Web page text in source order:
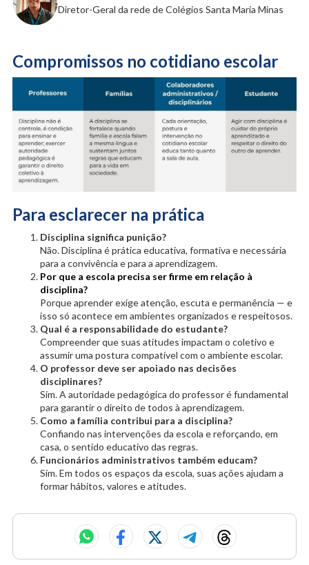
Diretor-Geral da rede de Colégios Santa Maria Minas
Compromissos no cotidiano escolar
Para esclarecer na prática
Disciplina significa punição?
Não. Disciplina é prática educativa, formativa e necessária
para a convivência e para a aprendizagem.
Por que a escola precisa ser firme em relação à
disciplina?
Porque aprender exige atenção, escuta e permanência — e
isso só acontece em ambientes organizados e respeitosos.
Qual é a responsabilidade do estudante?
Compreender que suas atitudes impactam o coletivo e
assumir uma postura compatível com o ambiente escolar.
O professor deve ser apoiado nas decisões
disciplinares?
Sim. A autoridade pedagógica do professor é fundamental
para garantir o direito de todos à aprendizagem.
Como a família contribui para a disciplina?
Confiando nas intervenções da escola e reforçando, em
casa, o sentido educativo das regras.
Funcionários administrativos também educam?
Sim. Em todos os espaços da escola, suas ações ajudam a
formar hábitos, valores e atitudes.